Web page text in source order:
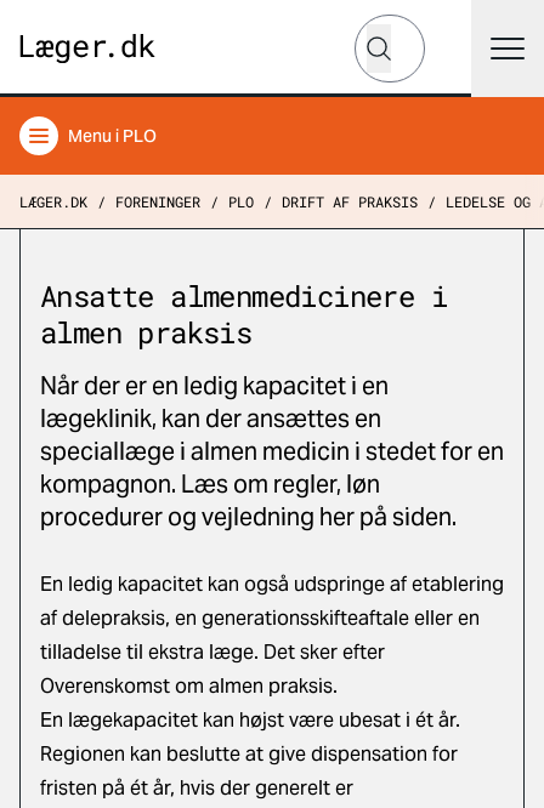
Hvad leder du efter?
Søg
Menu i PLO
LÆGER.DK FORENINGER PLO DRIFT AF PRAKSIS LEDELSE OG
Ansatte almenmedicinere i
almen praksis
Når der er en ledig kapacitet i en
lægeklinik, kan der ansættes en
speciallæge i almen medicin i stedet for en
kompagnon. Læs om regler, løn
procedurer og vejledning her på siden.
En ledig kapacitet kan også udspringe af etablering
af delepraksis, en generationsskifteaftale eller en
tilladelse til ekstra læge. Det sker efter
Overenskomst om almen praksis.
En lægekapacitet kan højst være ubesat i ét år.
Regionen kan beslutte at give dispensation for
fristen på ét år, hvis der generelt er